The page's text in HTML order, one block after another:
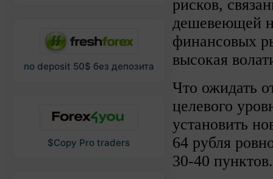
no deposit 50$ без депозита
$Copy Pro traders
рисков,
дешевеющей
финансовых
высокая
Что ожидать
целевого
установить
64 рубля
30-40 пунктов.